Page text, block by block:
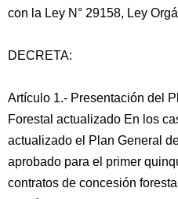
con la Ley N° 29158, Ley
DECRETA:
Artículo 1.- Presentación del
Forestal actualizado En los
actualizado el Plan General
aprobado para el primer
contratos de concesión